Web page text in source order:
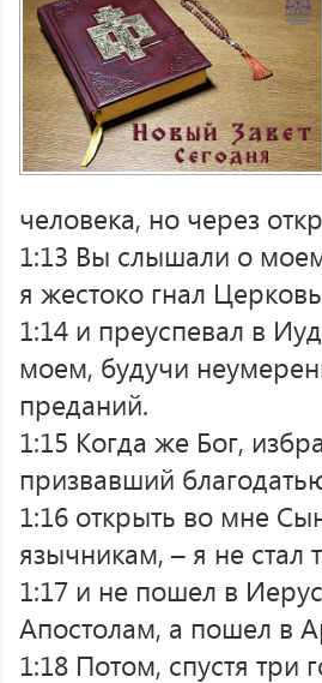
человека, но через
1:13 Вы слышали о
я жестоко гнал
1:14 и преуспевал в
моем, будучи
преданий.
1:15 Когда же Бог,
призвавший
1:16 открыть во мне
язычникам, – я не стал
1:17 и не пошел в
Апостолам, а пошел в
1:18 Потом, спустя три